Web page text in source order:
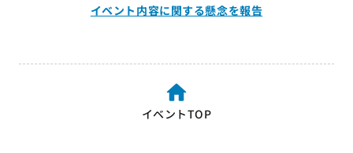
イベント内容に関する懸念を報告
イベントTOP